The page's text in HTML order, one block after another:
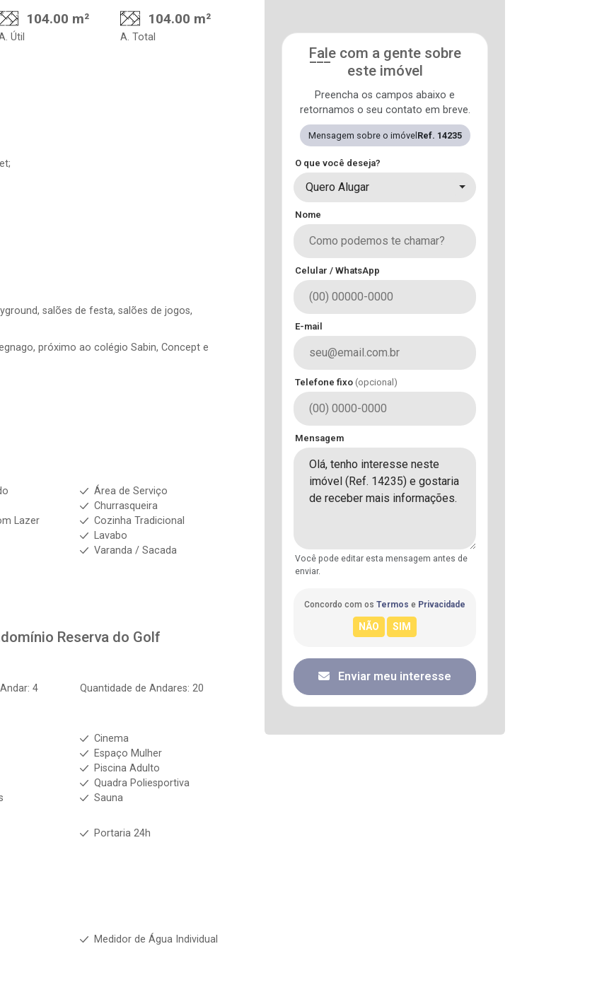
104.00 m²
Útil
104.00 m²
A. Total
salões de festa, salões de jogos,
próximo ao colégio Sabin, Concept e
Área de Serviço
Churrasqueira
Lazer
Cozinha Tradicional
Lavabo
Varanda / Sacada
Reserva do Golf
4
Quantidade de Andares: 20
Cinema
Espaço Mulher
Piscina Adulto
Quadra Poliesportiva
Sauna
Portaria 24h
Medidor de Água Individual
Fale com a gente sobre
este imóvel
Preencha os campos abaixo e
retornamos o seu contato em breve.
Mensagem sobre o imóvel Ref. 14235
O que você deseja?
Quero Alugar
Nome
Celular / WhatsApp
E-mail
Telefone fixo (opcional)
Mensagem
Você pode editar esta mensagem antes de
enviar.
Concordo com os Termos e Privacidade
Enviar meu interesse